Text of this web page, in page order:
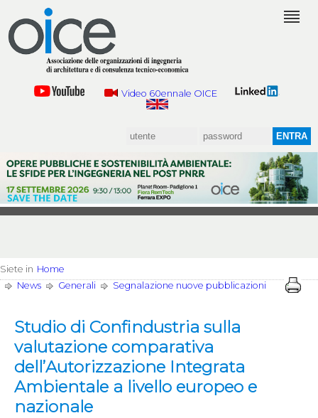
Video 60ennale OICE
Siete in Home
News
Generali Segnalazione nuove pubblicazioni
Studio di Confindustria sulla
valutazione comparativa
dell’Autorizzazione Integrata
Ambientale a livello europeo e
nazionale